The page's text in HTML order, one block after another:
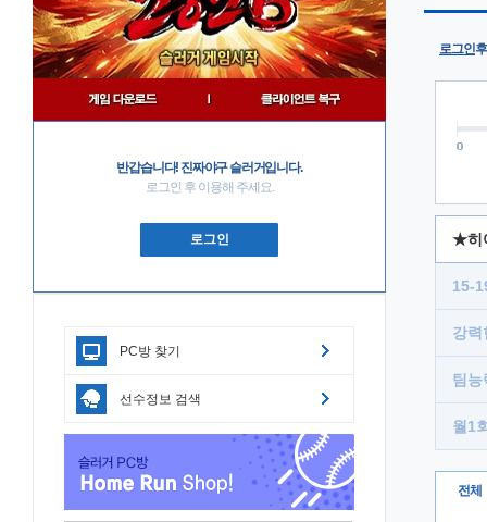
로그인
아이
★히
15-
강
팀능
월1
전체
반갑습니다! 진짜야구 슬러거입니다.
로그인 후 이용해 주세요.
로그인
PC방 찾기
선수정보 검색